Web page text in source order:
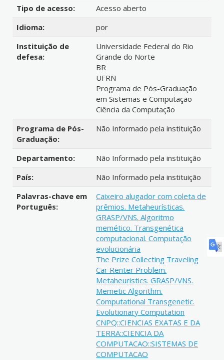
Tipo de acesso:
Acesso aberto
Idioma:
por
Instituição de
defesa:
Universidade Federal do Rio
Grande do Norte
BR
UFRN
Programa de Pós-Graduação
em Sistemas e Computação
Ciência da Computação
Programa de Pós-
Graduação:
Não Informado pela instituição
Departamento:
Não Informado pela instituição
País:
Não Informado pela instituição
Palavras-chave em
Português:
Caixeiro alugador com coleta de
prêmios. Metaheurísticas.
GRASP/VNS. Algoritmo
memético. Transgenética
computacional. Computação
evolucionária
The Prize Collecting Traveling
Car Renter Problem.
Metaheuristics. GRASP/VNS.
Memetic Algorithm.
Computational Transgenetic.
Evolutionary Computation
CNPQ::CIENCIAS EXATAS E DA
TERRA::CIENCIA DA
COMPUTACAO::SISTEMAS DE
COMPUTACAO